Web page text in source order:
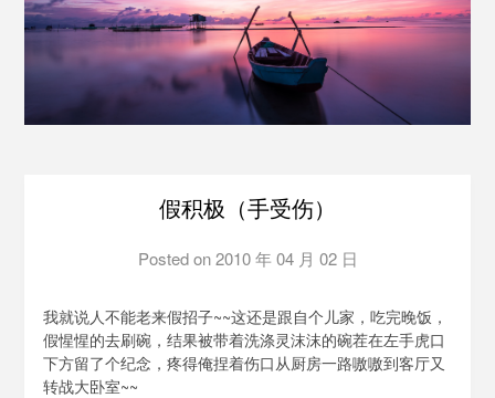
假积极（手受伤）
Posted on2010 年 04 月 02 日
泡
BH1AIR
我就说人不能老来假招子~~这还是跟自个儿家，吃完晚饭，
假惺惺的去刷碗，结果被带着洗涤灵沫沫的碗茬在左手虎口
下方留了个纪念，疼得俺捏着伤口从厨房一路嗷嗷到客厅又
转战大卧室~~